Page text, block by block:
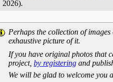
2026).
Perhaps the collection of
exhaustive picture of it.
If you have original photos that
project, by registering and
We will be glad to welcome